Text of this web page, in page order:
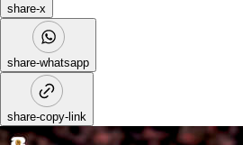
share-x
share-whatsapp
share-copy-link